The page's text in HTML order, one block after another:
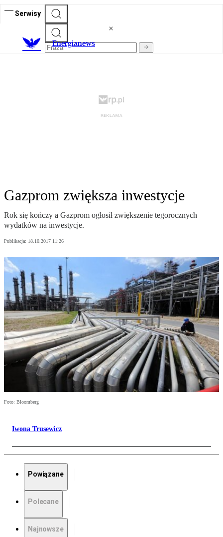
Serwisy
Energianews
Gazprom zwiększa inwestycje
Rok się kończy a Gazprom ogłosił zwiększenie tegorocznych
wydatków na inwestycje.
Publikacja: 18.10.2017 11:26
Foto: Bloomberg
Iwona Trusewicz
Powiązane
Polecane
Najnowsze